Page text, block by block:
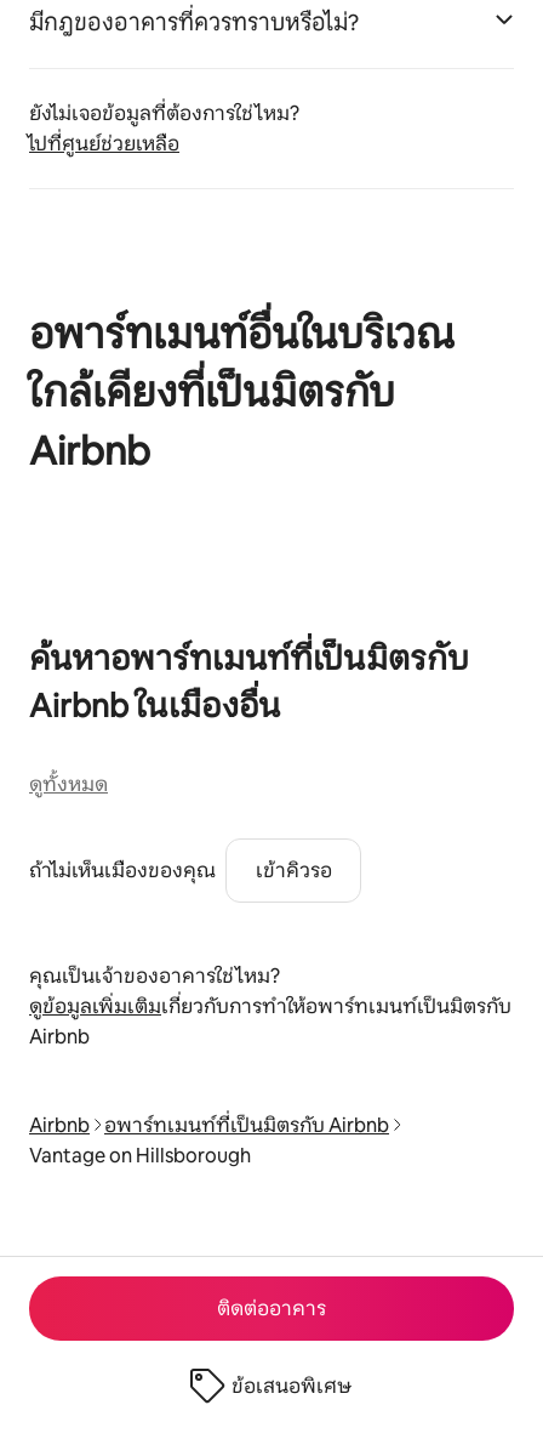
ติดต่ออาคาร
ข้อเสนอพิเศษ
มีกฎของอาคารที่ควรทราบหรือไม่?
ยังไม่เจอข้อมูลที่ต้องการใช่ไหม?
ไปที่ศูนย์ช่วยเหลือ
อพาร์ทเมนท์อื่นในบริเวณ
ใกล้เคียงที่เป็นมิตรกับ
Airbnb
ค้นหาอพาร์ทเมนท์ที่เป็นมิตรกับ
Airbnb ในเมืองอื่น
ดูทั้งหมด
ถ้าไม่เห็นเมืองของคุณ เข้าคิวรอ
คุณเป็นเจ้าของอาคารใช่ไหม?
ดูข้อมูลเพิ่มเติมเกี่ยวกับการทำให้อพาร์ทเมนท์เป็นมิตรกับ
Airbnb
Airbnb
อพาร์ทเมนท์ที่เป็นมิตรกับ Airbnb
Vantage on Hillsborough